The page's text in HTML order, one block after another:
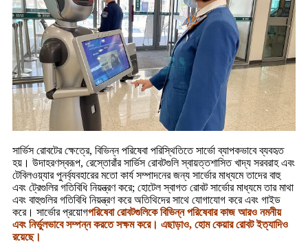
সার্ভিস রোবটের ক্ষেত্রে, বিভিন্ন পরিষেবা পরিস্থিতিতে সার্ভো ব্যাপকভাবে ব্যবহৃত
হয়। উদাহরণস্বরূপ, রেস্তোরাঁর সার্ভিস রোবটগুলি স্বায়ত্তশাসিত খাদ্য সরবরাহ এবং
টেবিলওয়্যার পুনর্ব্যবহারের মতো কার্য সম্পাদনের জন্য সার্ভোর মাধ্যমে তাদের বাহু
এবং ট্রেগুলির গতিবিধি নিয়ন্ত্রণ করে; হোটেল স্বাগত রোবট সার্ভোর মাধ্যমে তার মাথা
এবং বাহুগুলির গতিবিধি নিয়ন্ত্রণ করে অতিথিদের সাথে যোগাযোগ করে এবং গাইড
করে। সার্ভোর প্রয়োগপরিষেবা রোবটগুলিকে বিভিন্ন পরিষেবার কাজ আরও নমনীয়
এবং নির্ভুলভাবে সম্পন্ন করতে সক্ষম করে। এছাড়াও, হোম কেয়ার রোবট ইত্যাদিও
রয়েছে।